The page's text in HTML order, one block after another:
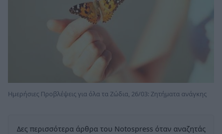
Ημερήσιες Προβλέψεις για όλα τα Ζώδια, 26/03: Ζητήματα ανάγκης
Δες περισσότερα άρθρα του Notospress όταν αναζητάς